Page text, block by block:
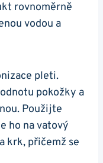
‌rovnoměrně
vodou a
pleti.
pokožky a
⁤Použijte
ho na vatový
krk, ⁣přičemž⁣ se